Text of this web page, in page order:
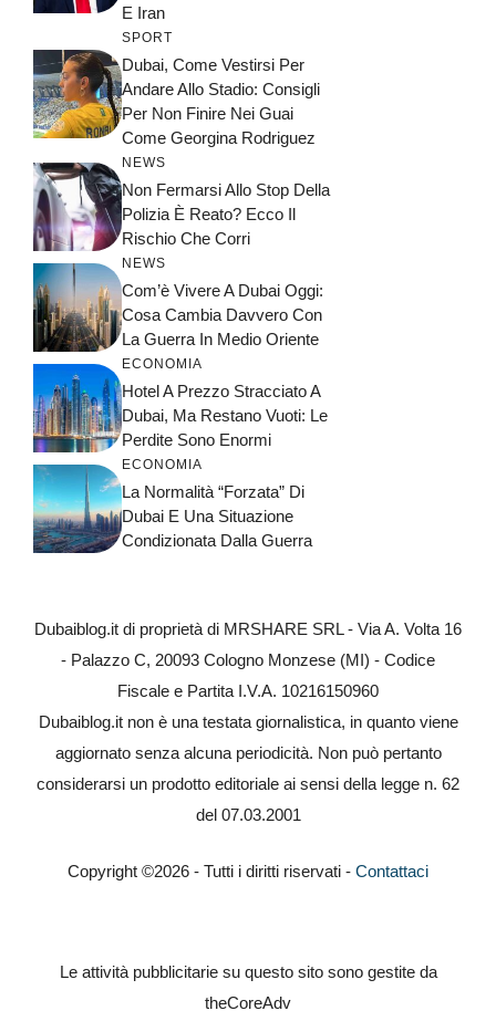
E Iran
SPORT
Dubai, Come Vestirsi Per
Andare Allo Stadio: Consigli
Per Non Finire Nei Guai
Come Georgina Rodriguez
NEWS
Non Fermarsi Allo Stop Della
Polizia È Reato? Ecco Il
Rischio Che Corri
NEWS
Com’è Vivere A Dubai Oggi:
Cosa Cambia Davvero Con
La Guerra In Medio Oriente
ECONOMIA
Hotel A Prezzo Stracciato A
Dubai, Ma Restano Vuoti: Le
Perdite Sono Enormi
ECONOMIA
La Normalità “forzata” Di
Dubai E Una Situazione
Condizionata Dalla Guerra
Dubaiblog.it di proprietà di MRSHARE SRL - Via A. Volta 16
- Palazzo C, 20093 Cologno Monzese (MI) - Codice
Fiscale e Partita I.V.A. 10216150960
Dubaiblog.it non è una testata giornalistica, in quanto viene
aggiornato senza alcuna periodicità. Non può pertanto
considerarsi un prodotto editoriale ai sensi della legge n. 62
del 07.03.2001
Copyright ©2026 - Tutti i diritti riservati - Contattaci
Le attività pubblicitarie su questo sito sono gestite da
theCoreAdv